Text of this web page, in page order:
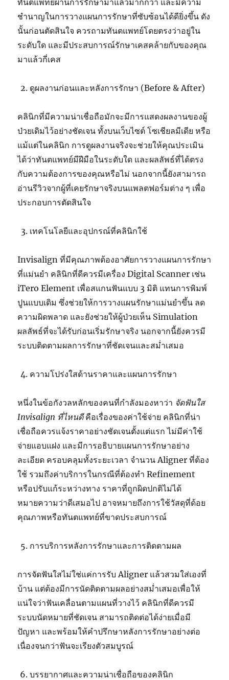
ทันตแพทย์ผ่านการรักษามาแล้วมากกว่า และมีความ
ชำนาญในการวางแผนการรักษาที่ซับซ้อนได้ดียิ่งขึ้น ดัง
นั้นก่อนตัดสินใจ ควรถามทันตแพทย์โดยตรงว่าอยู่ใน
ระดับใด และมีประสบการณ์รักษาเคสคล้ายกับของคุณ
มาแล้วกี่เคส
ดูผลงานก่อนและหลังการรักษา (Before & After)
คลินิกที่มีความน่าเชื่อถือมักจะมีการแสดงผลงานของผู้
ป่วยเดิมไว้อย่างชัดเจน ทั้งบนเว็บไซต์ โซเชียลมีเดีย หรือ
แม้แต่ในคลินิก การดูผลงานจริงจะช่วยให้คุณประเมิน
ได้ว่าทันตแพทย์มีฝีมือในระดับใด และผลลัพธ์ที่ได้ตรง
กับความต้องการของคุณหรือไม่ นอกจากนี้ยังสามารถ
อ่านรีวิวจากผู้ที่เคยรักษาจริงบนแพลตฟอร์มต่าง ๆ เพื่อ
ประกอบการตัดสินใจ
เทคโนโลยีและอุปกรณ์ที่คลินิกใช้
Invisalign ที่มีคุณภาพต้องอาศัยการวางแผนการรักษา
ที่แม่นยำ คลินิกที่ดีควรมีเครื่อง Digital Scanner เช่น
iTero Element เพื่อสแกนฟันแบบ 3 มิติ แทนการพิมพ์
ปูนแบบเดิม ซึ่งช่วยให้การวางแผนรักษาแม่นยำขึ้น ลด
ความผิดพลาด และยังช่วยให้ผู้ป่วยเห็น Simulation
ผลลัพธ์ที่จะได้รับก่อนเริ่มรักษาจริง นอกจากนี้ยังควรมี
ระบบติดตามผลการรักษาที่ชัดเจนและสม่ำเสมอ
ความโปร่งใสด้านราคาและแผนการรักษา
หนึ่งในข้อกังวลหลักของคนที่กำลังมองหาว่า จัดฟันใส
Invisalign ที่ไหนดีคือเรื่องของค่าใช้จ่าย คลินิกที่น่า
เชื่อถือควรแจ้งราคาอย่างชัดเจนตั้งแต่แรก ไม่มีค่าใช้
จ่ายแอบแฝง และมีการอธิบายแผนการรักษาอย่าง
ละเอียด ครอบคลุมทั้งระยะเวลา จำนวน Aligner ที่ต้อง
ใช้ รวมถึงค่าบริการในกรณีที่ต้องทำ Refinement
หรือปรับแก้ระหว่างทาง ราคาที่ถูกผิดปกติไม่ได้
หมายความว่าดีเสมอไป อาจหมายถึงการใช้วัสดุที่ด้อย
คุณภาพหรือทันตแพทย์ที่ขาดประสบการณ์
การบริการหลังการรักษาและการติดตามผล
การจัดฟันใสไม่ใช่แค่การรับ Aligner แล้วสวมใส่เองที่
บ้าน แต่ต้องมีการนัดติดตามผลอย่างสม่ำเสมอเพื่อให้
แน่ใจว่าฟันเคลื่อนตามแผนที่วางไว้ คลินิกที่ดีควรมี
ระบบนัดหมายที่ชัดเจน สามารถติดต่อได้ง่ายเมื่อมี
ปัญหา และพร้อมให้คำปรึกษาหลังการรักษาอย่างต่อ
เนื่องจนกว่าฟันจะเรียงตัวสมบูรณ์
บรรยากาศและความน่าเชื่อถือของคลินิก